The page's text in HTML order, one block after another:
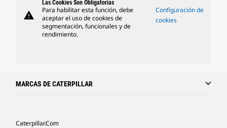
warning
Las Cookies Son Obligatorias
Para habilitar esta función, debe
aceptar el uso de cookies de
segmentación, funcionales y de
rendimiento.
Configuración de
cookies
MARCAS DE CATERPILLAR
Caterpillar.com